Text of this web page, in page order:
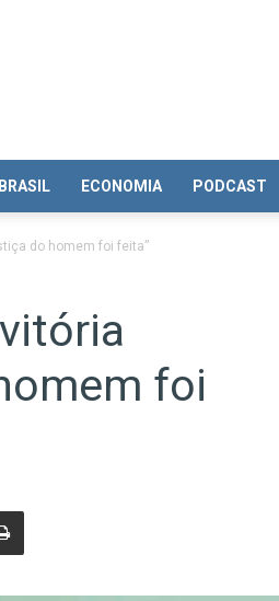
BRASIL ECONOMIA PODCAST
do homem foi feita”
foi